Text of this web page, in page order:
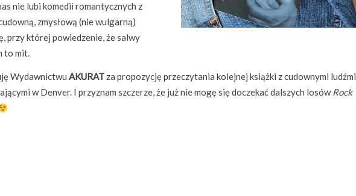
nie lubi komedii romantycznych z
zmysłową (nie wulgarną)
przy której powiedzenie, że salwy
to mit.
Wydawnictwu AKURAT za propozycję przeczytania kolejnej książki z cudownymi ludźmi
w Denver. I przyznam szczerze, że już nie mogę się doczekać dalszych losówRock